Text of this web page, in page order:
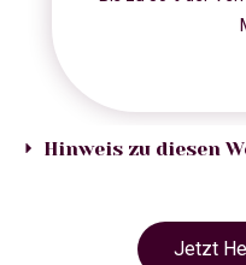
Hinweis zu diesen
Jetzt